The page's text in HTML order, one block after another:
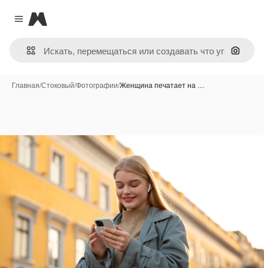
Close menu
Magnific
Поиск
Главная/Стоковый/Фотографии/Женщина печатает на …